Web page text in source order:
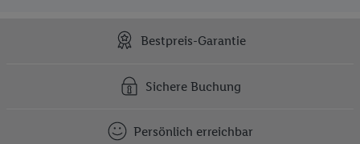
Bestpreis-Garantie
Sichere Buchung
Persönlich erreichbar